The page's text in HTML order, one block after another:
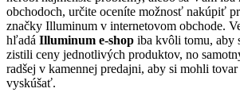
obchodoch, určite oceníte možnosť nakúpiť
značky Illuminum v internetovom obchode.
hľadá Illuminum e-shop iba kvôli tomu, aby
zistili ceny jednotlivých produktov, no
radšej v kamennej predajni, aby si mohli
vyskúšať.